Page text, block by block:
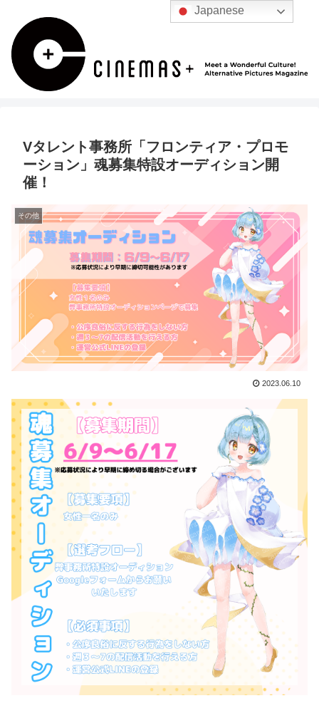
Vタレント事務所「フロンティア・プロモ
ーション」魂募集特設オーディション開
催！
その他
2023.06.10
Japanese